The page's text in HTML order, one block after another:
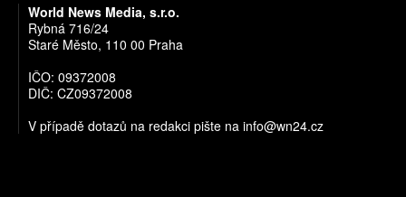
World News Media, s.r.o.
Rybná 716/24
Staré Město, 110 00 Praha
IČO: 09372008
DIČ: CZ09372008
V případě dotazů na redakci pište na info@wn24.cz